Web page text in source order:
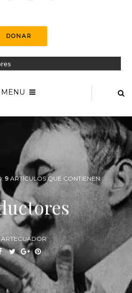
DONAR
MENU
9 ARTÍCULOS QUE CONTIENEN:
ARTECUADOR